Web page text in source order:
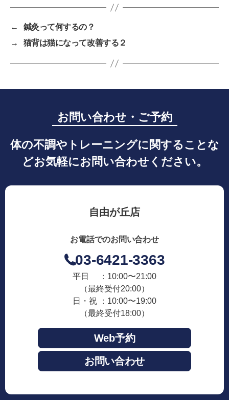
←
鍼灸って何するの？
→
猫背は猫になって改善する２
お問い合わせ・ご予約
体の不調やトレーニングに関することな
どお気軽にお問い合わせください。
自由が丘店
お電話でのお問い合わせ
03-6421-3363
平日 ：10:00〜21:00
（最終受付20:00）
日・祝 ：10:00〜19:00
（最終受付18:00）
Web予約
お問い合わせ